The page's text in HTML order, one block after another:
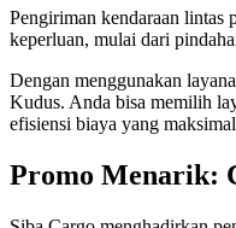
Pengiriman kendaraan lintas
keperluan, mulai dari
Dengan menggunakan
Kudus. Anda bisa memilih
efisiensi biaya yang
Promo Menarik: